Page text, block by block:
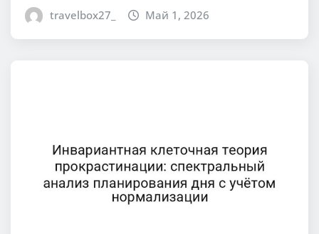
travelbox27_ Май 1, 2026